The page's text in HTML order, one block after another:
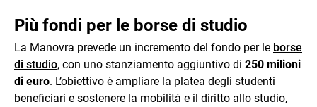
Più fondi per le borse di studio
La Manovra prevede un incremento del fondo per le borse
di studio, con uno stanziamento aggiuntivo di 250 milioni
di euro. L’obiettivo è ampliare la platea degli studenti
beneficiari e sostenere la mobilità e il diritto allo studio,